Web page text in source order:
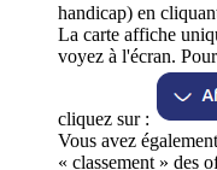
handicap) en
La carte affiche
voyez à l'écran.
cliquez sur :
Vous avez
« classement » des